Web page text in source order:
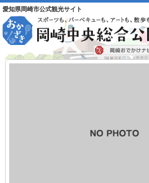
愛知県岡崎市公式観光サイト